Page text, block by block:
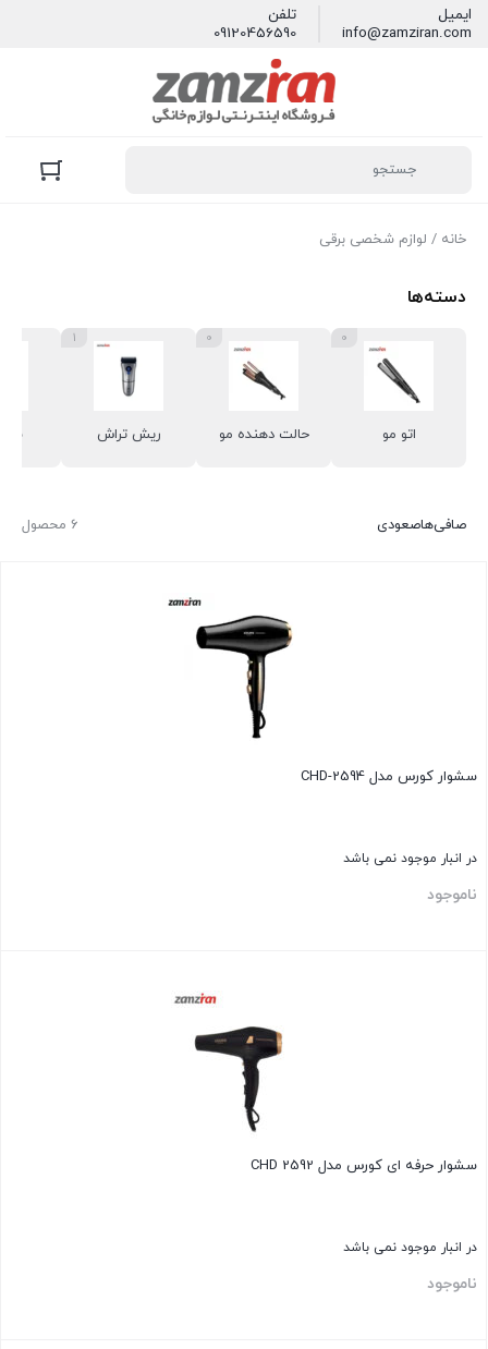
ایمیل
info@zamziran.com
تلفن
09120456590
خانه / لوازم شخصی برقی
دسته‌ها
اتو مو
0
حالت دهنده مو
0
ریش تراش
1
6 محصول صافی‌هاصعودی
سشوار کورس مدل CHD-2594
در انبار موجود نمی باشد
ناموجود
سشوار حرفه‌ ای کورس مدل CHD 2592
در انبار موجود نمی باشد
ناموجود